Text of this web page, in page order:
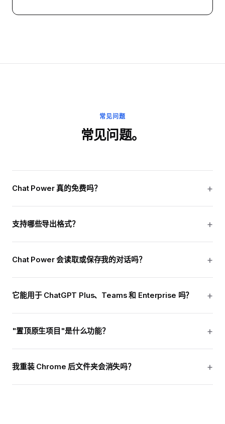
常见问题
常见问题。
Chat Power 真的免费吗？
支持哪些导出格式？
Chat Power 会读取或保存我的对话吗？
它能用于 ChatGPT Plus、Teams 和 Enterprise 吗？
"置顶原生项目"是什么功能？
我重装 Chrome 后文件夹会消失吗？